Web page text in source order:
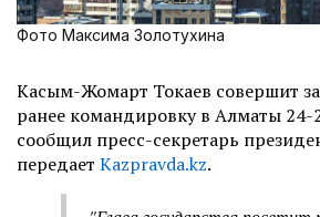
Фото Максима Золотухина
Касым-Жомарт Токаев совершит
ранее командировку в Алматы 24-
сообщил пресс-секретарь
передает Kazpravda.kz.